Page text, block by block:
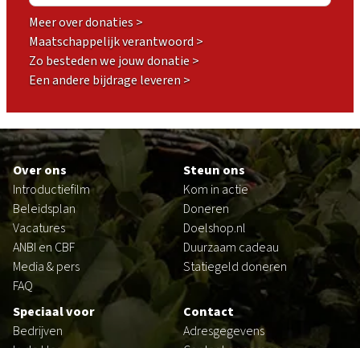
Meer over donaties >
Maatschappelijk verantwoord >
Zo besteden we jouw donatie >
Een andere bijdrage leveren >
Footer
Over ons
Introductiefilm
Beleidsplan
Vacatures
ANBI en CBF
Media & pers
FAQ
Steun ons
Kom in actie
Doneren
Doelshop.nl
Duurzaam cadeau
Statiegeld doneren
Speciaal voor
Bedrijven
Contact
Adresgegevens